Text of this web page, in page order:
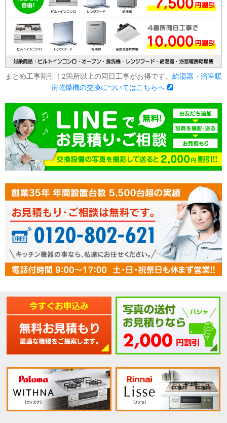
まとめ工事割引！2箇所以上の同日工事がお得です。 給湯器・浴室暖
房乾燥機の交換についてはこちらへ